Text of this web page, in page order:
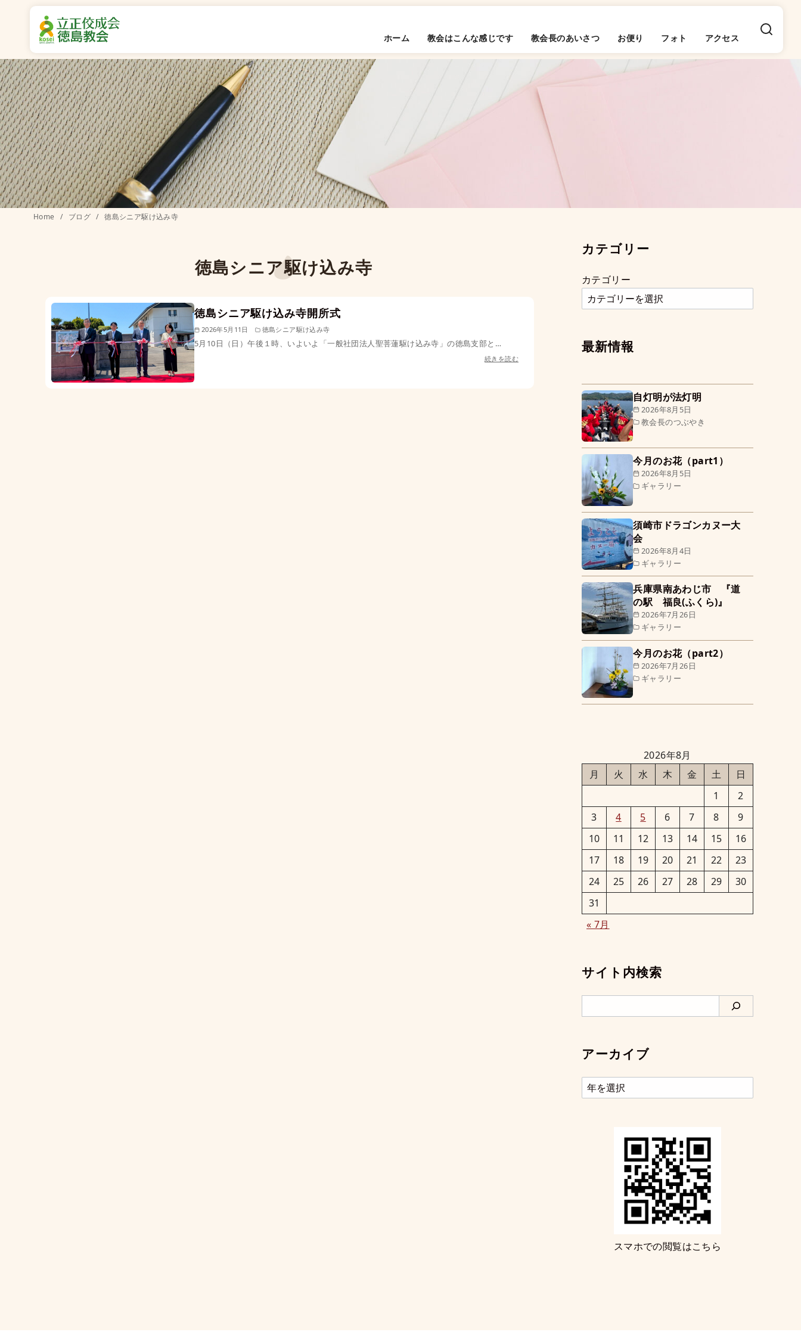
コ
ン
テ
ン
ツ
へ
移
動
ホーム 教会はこんな感じです 教会長のあいさつ お便り フォト アクセス
Home ブログ 徳島シニア駆け込み寺
徳島シニア駆け込み寺
徳島シニア駆け込み寺開所式
2026年5月11日 徳島シニア駆け込み寺
5月10日（日）午後１時、いよいよ「一般社団法人聖菩蓮駆け込み寺」の徳島支部と…
続きを読む
カテゴリー
カテゴリー
最新情報
2026年8月5日
教会長のつぶやき
自灯明が法灯明
2026年8月5日
ギャラリー
今月のお花（part1）
2026年8月4日
ギャラリー
須崎市ドラゴンカヌー大
会
2026年7月26日
ギャラリー
兵庫県南あわじ市 『道
の駅 福良(ふくら)』
2026年7月26日
ギャラリー
今月のお花（part2）
2026年8月
月
火 水 木 金 土
日
1
2
3
4 5 6 7 8
9
10
11 12 13 14 15
16
17
18 19 20 21 22
23
24
25 26 27 28 29
30
31
« 7月
サイト内検索
索
アーカイブ
スマホでの閲覧はこちら